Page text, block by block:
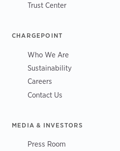
Trust Center
CHARGEPOINT
Who We Are
Sustainability
Careers
Contact Us
MEDIA & INVESTORS
Press Room